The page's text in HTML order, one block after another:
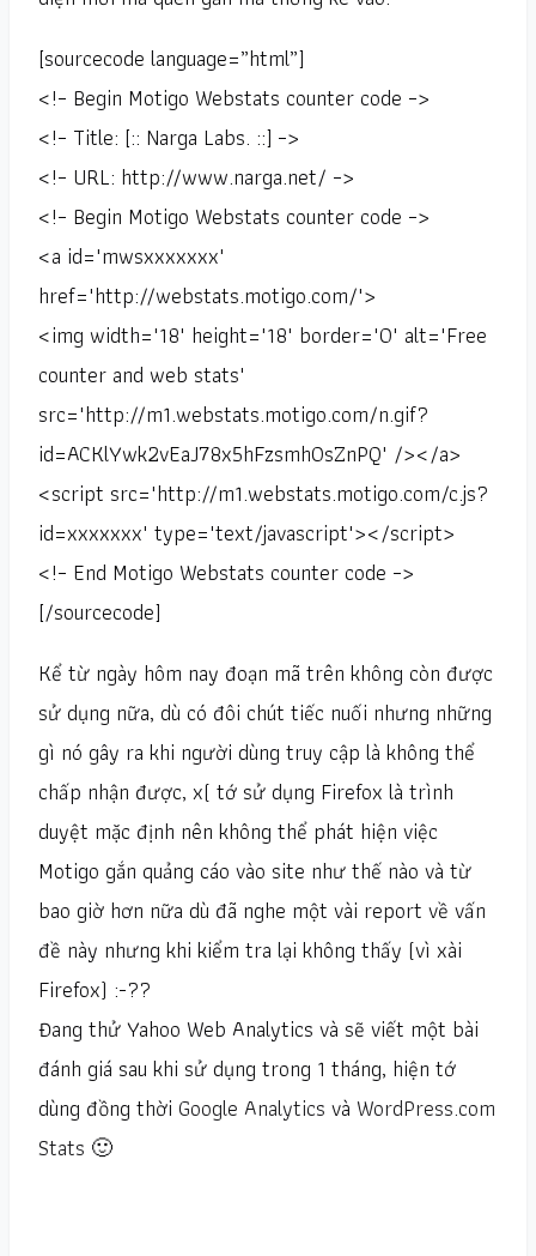
[sourcecode language=”html”]
<!– Begin Motigo Webstats counter code –>
<!– Title: [:: Narga Labs. ::] –>
<!– URL: http://www.narga.net/ –>
<!– Begin Motigo Webstats counter code –>
<a id="mwsxxxxxxx"
href="http://webstats.motigo.com/">
<img width="18" height="18" border="0" alt="Free
counter and web stats"
src="http://m1.webstats.motigo.com/n.gif?
id=ACKlYwk2vEaJ78x5hFzsmhOsZnPQ" /></a>
<script src="http://m1.webstats.motigo.com/c.js?
id=xxxxxxx" type="text/javascript"></script>
<!– End Motigo Webstats counter code –>
[/sourcecode]
Kể từ ngày hôm nay đoạn mã trên không còn được
sử dụng nữa, dù có đôi chút tiếc nuối nhưng những
gì nó gây ra khi người dùng truy cập là không thể
chấp nhận được, x( tớ sử dụng Firefox là trình
duyệt mặc định nên không thể phát hiện việc
Motigo gắn quảng cáo vào site như thế nào và từ
bao giờ hơn nữa dù đã nghe một vài report về vấn
đề này nhưng khi kiểm tra lại không thấy (vì xài
Firefox) :-??
Đang thử Yahoo Web Analytics và sẽ viết một bài
đánh giá sau khi sử dụng trong 1 tháng, hiện tớ
dùng đồng thời Google Analytics và WordPress.com
Stats 🙂